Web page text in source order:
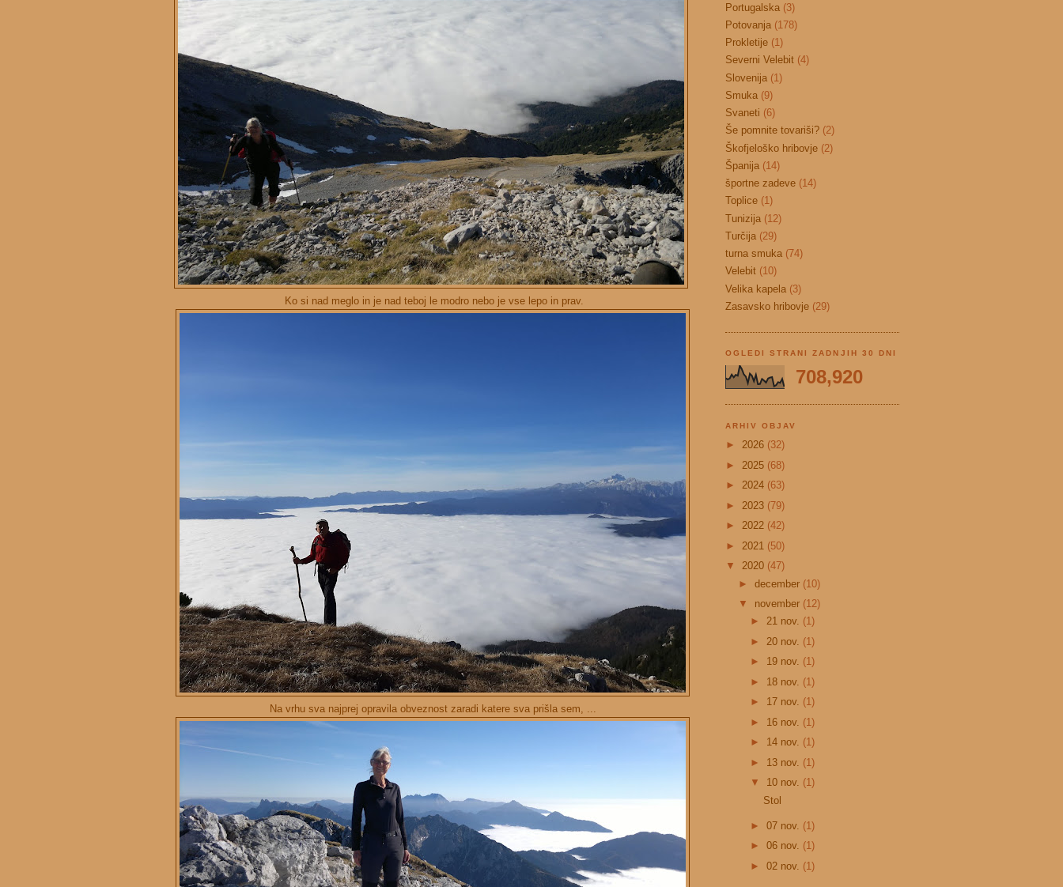
Ko si nad meglo in je nad teboj le modro nebo je vse lepo in prav.
Na vrhu sva najprej opravila obveznost zaradi katere sva prišla sem, ...
Portugalska (3)
Potovanja (178)
Prokletije (1)
Severni Velebit (4)
Slovenija (1)
Smuka (9)
Svaneti (6)
Še pomnite tovariši? (2)
Škofjeloško hribovje (2)
Španija (14)
športne zadeve (14)
Toplice (1)
Tunizija (12)
Turčija (29)
turna smuka (74)
Velebit (10)
Velika kapela (3)
Zasavsko hribovje (29)
OGLEDI STRANI ZADNJIH 30 DNI
708,920
ARHIV OBJAV
► 2026 (32)
► 2025 (68)
► 2024 (63)
► 2023 (79)
► 2022 (42)
► 2021 (50)
▼ 2020 (47)
► december (10)
▼ november (12)
►21 nov. (1)
► 20 nov. (1)
► 19 nov. (1)
► 18 nov. (1)
► 17 nov. (1)
► 16 nov. (1)
► 14 nov. (1)
► 13 nov. (1)
▼ 10 nov. (1)
Stol
►07 nov. (1)
►06 nov. (1)
►02 nov. (1)